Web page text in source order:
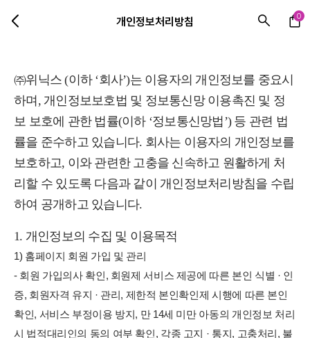
개인정보처리방침 0
㈜위닉스 (이하 ‘회사’)는 이용자의 개인정보를 중요시
하며, 개인정보보호법 및 정보통신망 이용촉진 및 정
보 보호에 관한 법률(이하 ‘정보통신망법’) 등 관련 법
률을 준수하고 있습니다. 회사는 이용자의 개인정보를
보호하고, 이와 관련한 고충을 신속하고 원활하게 처
리할 수 있도록 다음과 같이 개인정보처리방침을 수립
하여 공개하고 있습니다.
1. 개인정보의 수집 및 이용목적
1) 홈페이지 회원 가입 및 관리
- 회원 가입의사 확인, 회원제 서비스 제공에 따른 본인 식별 · 인
증, 회원자격 유지 · 관리, 제한적 본인확인제 시행에 따른 본인
확인, 서비스 부정이용 방지, 만 14세 미만 아동의 개인정보 처리
시 법적대리인의 동의 여부 확인, 각종 고지 · 통지, 고충처리, 불